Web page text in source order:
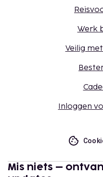
Werk
Veilig
Inloggen
Mis niets –